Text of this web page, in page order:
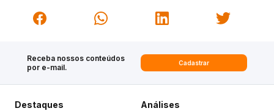
Receba nossos conteúdos
por e-mail.
Cadastrar
Destaques Análises